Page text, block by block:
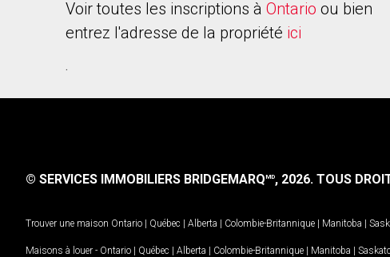
Voir toutes les inscriptions à Ontario ou bien
entrez l'adresse de la propriété ici
.
© SERVICES IMMOBILIERS BRIDGEMARQMD, 2026. TOUS
Trouver une maison Ontario | Québec | Alberta | Colombie-Britannique | Manitoba |
Maisons à louer - Ontario | Québec | Alberta | Colombie-Britannique | Manitoba |